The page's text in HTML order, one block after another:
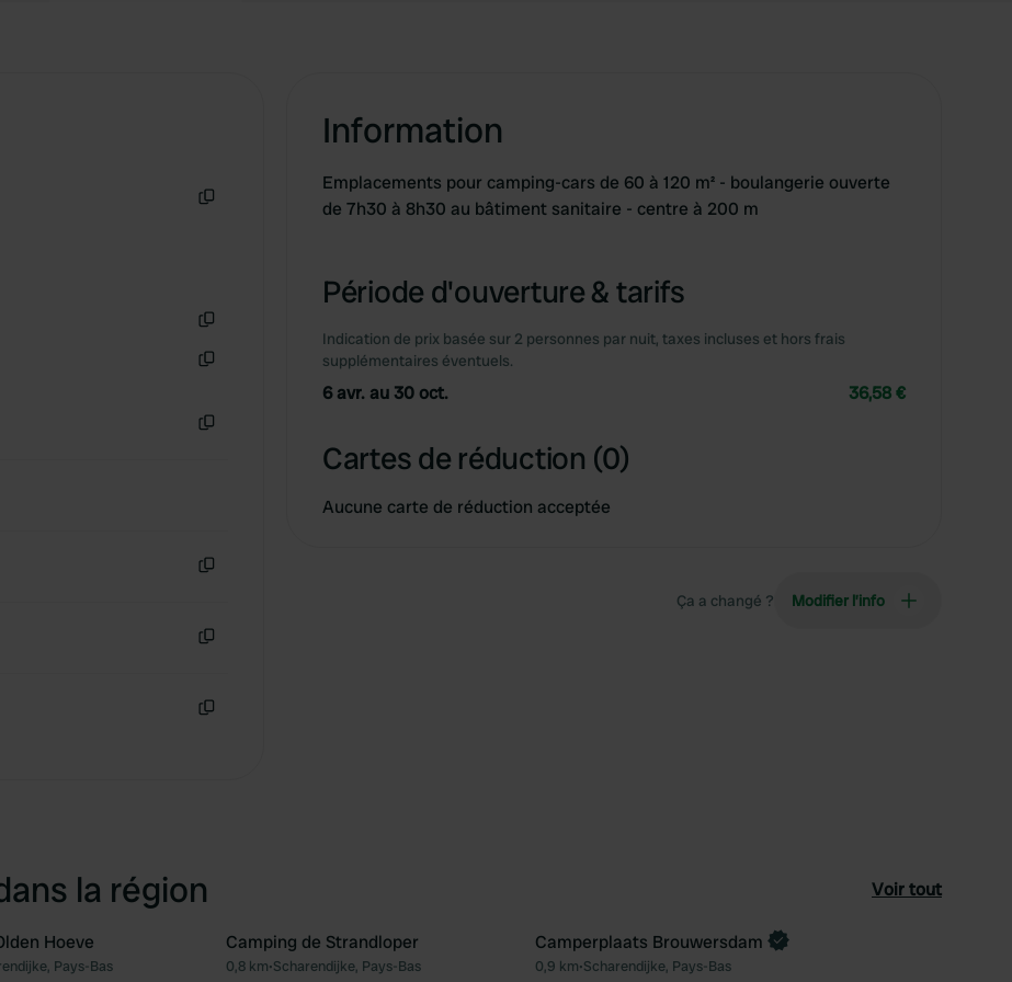
Information
Emplacements pour camping-cars de 60 à 120 m² - boulangerie ouverte
de 7h30 à 8h30 au bâtiment sanitaire - centre à 200 m
Période d'ouverture & tarifs
Indication de prix basée sur 2 personnes par nuit, taxes incluses et hors frais
supplémentaires éventuels.
6 avr. au 30 oct. 36,58 €
Cartes de réduction (0)
Aucune carte de réduction acceptée
Ça a changé ? Modifier l’info
la région Voir tout
Préféré
Hoeve
Pays-Bas Préféré
Camping de Strandloper
0,8 km•Scharendijke, Pays-Bas
Camperplaats Brouwersdam
0,9 km•Scharendijke, Pays-Bas